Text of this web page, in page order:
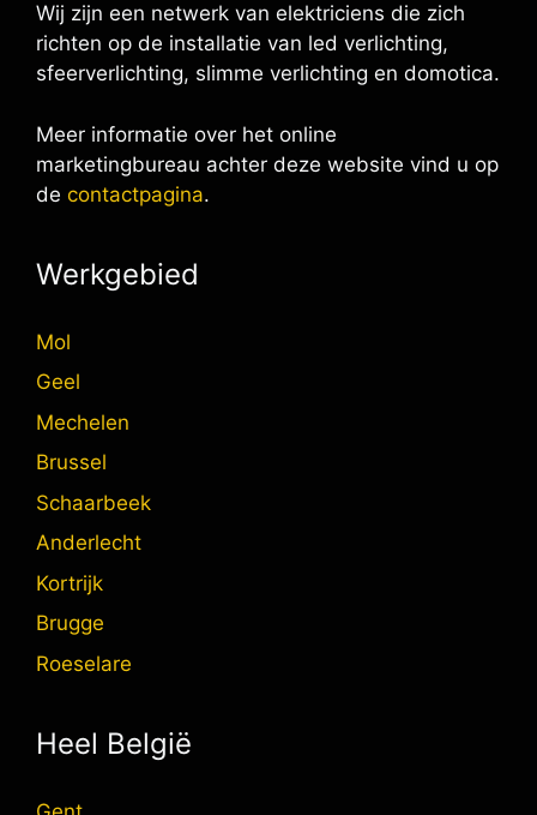
Wij zijn een netwerk van elektriciens die zich
richten op de installatie van led verlichting,
sfeerverlichting, slimme verlichting en domotica.
Meer informatie over het online
marketingbureau achter deze website vind u op
de contactpagina.
Werkgebied
Mol
Geel
Mechelen
Brussel
Schaarbeek
Anderlecht
Kortrijk
Brugge
Roeselare
Heel België